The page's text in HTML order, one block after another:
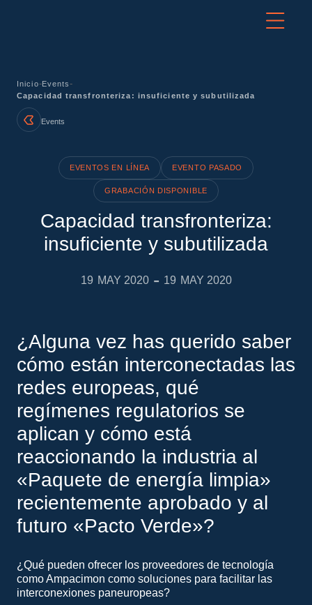
Inicio-Events-
Capacidad transfronteriza: insuficiente y subutilizada
Events
EVENTOS EN LÍNEA EVENTO PASADO
GRABACIÓN DISPONIBLE
Capacidad transfronteriza:
insuficiente y subutilizada
19 MAY 2020 - 19 MAY 2020
¿Alguna vez has querido saber
cómo están interconectadas las
redes europeas, qué
regímenes regulatorios se
aplican y cómo está
reaccionando la industria al
«Paquete de energía limpia»
recientemente aprobado y al
futuro «Pacto Verde»?
¿Qué pueden ofrecer los proveedores de tecnología
como Ampacimon como soluciones para facilitar las
interconexiones paneuropeas?